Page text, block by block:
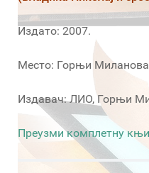
Издато: 2007.
Место: Горњи
Издавач: ЛИО, Горњи
Преузми комплетну